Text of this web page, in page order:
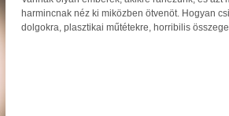
harmincnak néz ki miközben ötvenöt. Hogyan
dolgokra, plasztikai műtétekre, horribilis